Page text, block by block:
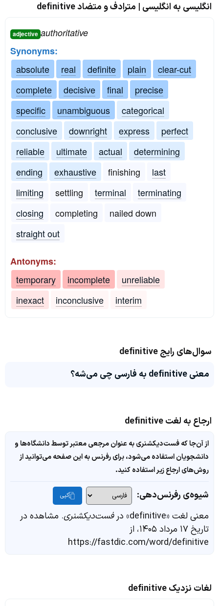
انگلیسی به انگلیسی | مترادف و متضاد definitive
adjective authoritative
Synonyms:
absolute
real definite plain
clear-cut
complete
decisive final
precise
specific
unambiguous
categorical
conclusive
downright express
perfect
reliable
ultimate actual
determining
ending
exhaustive finishing
last
limiting
settling terminal
terminating
closing
completing
nailed down
straight out
Antonyms:
temporary
incomplete
unreliable
inexact
inconclusive interim
سوال‌های رایج definitive
معنی definitive به فارسی چی می‌شه؟
ارجاع به لغت definitive
از آن‌جا که فست‌دیکشنری به عنوان مرجعی معتبر توسط دانشگاه‌ها و
دانشجویان استفاده می‌شود، برای رفرنس به این صفحه می‌توانید از
روش‌های ارجاع زیر استفاده کنید.
شیوه‌ی رفرنس‌دهی: کپی
معنی لغت «definitive» در فست‌دیکشنری. مشاهده در
تاریخ ۱۷ مرداد ۱۴۰۵، از
https://fastdic.com/word/definitive
لغات نزدیک definitive